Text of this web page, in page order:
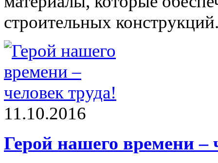
строительных
11.10.2016
Герой нашего времени –